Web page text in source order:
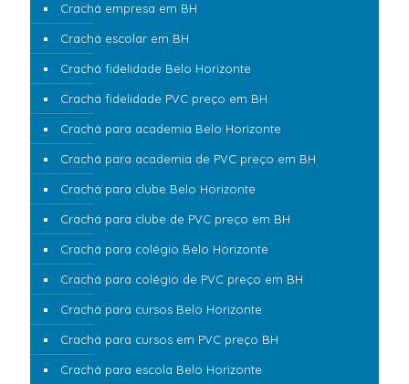
Crachá empresa em BH
Crachá escolar em BH
Crachá fidelidade Belo Horizonte
Crachá fidelidade PVC preço em BH
Crachá para academia Belo Horizonte
Crachá para academia de PVC preço em BH
Crachá para clube Belo Horizonte
Crachá para clube de PVC preço em BH
Crachá para colégio Belo Horizonte
Crachá para colégio de PVC preço em BH
Crachá para cursos Belo Horizonte
Crachá para cursos em PVC preço BH
Crachá para escola Belo Horizonte